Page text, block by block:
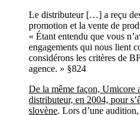
Le distributeur […] a reçu
promotion et la vente de
« Étant entendu que vous
engagements qui nous lient
considérons les critères de
agence. » §824
De la même façon, Umicore
distributeur, en 2004, pour
slovène. Lors d’une